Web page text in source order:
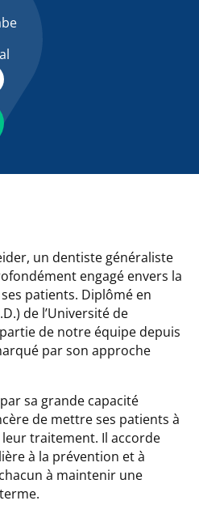
un dentiste généraliste
engagé envers la
patients. Diplômé en
de l’Université de
de notre équipe depuis
par son approche
sa grande capacité
de mettre ses patients à
leur traitement. Il accorde
à la prévention et à
à maintenir une